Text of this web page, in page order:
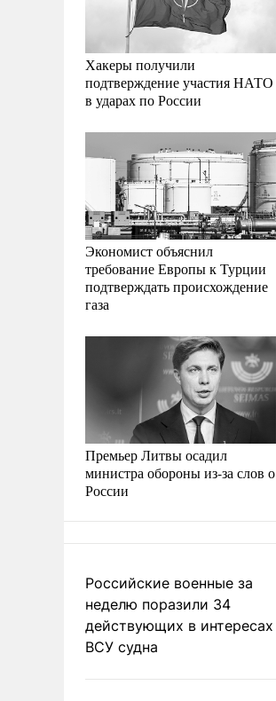
Хакеры получили
подтверждение участия НАТО
в ударах по России
Экономист объяснил
требование Европы к Турции
подтверждать происхождение
газа
Премьер Литвы осадил
министра обороны из-за слов о
России
Российские военные за
неделю поразили 34
действующих в интересах
ВСУ судна